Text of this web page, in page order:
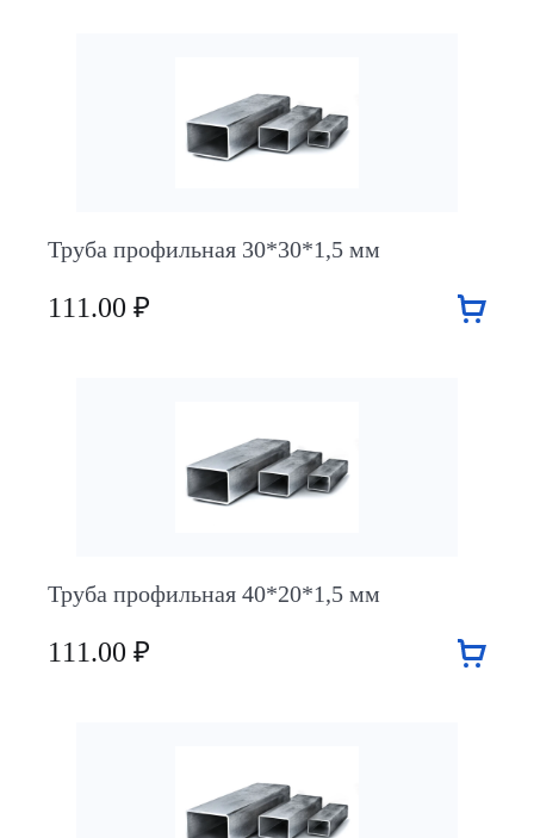
Труба профильная 30*30*1,5 мм
111.00 ₽
Труба профильная 40*20*1,5 мм
111.00 ₽